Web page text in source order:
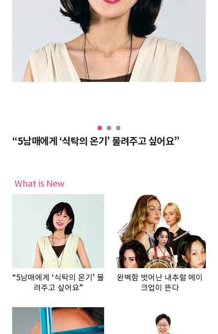
“5남매에게 ‘식탁의 온기’ 물려주고 싶어요”
What is New
“5남매에게 ‘식탁의 온기’ 물
려주고 싶어요”
완벽함 벗어난 내추럴 메이
크업이 뜬다